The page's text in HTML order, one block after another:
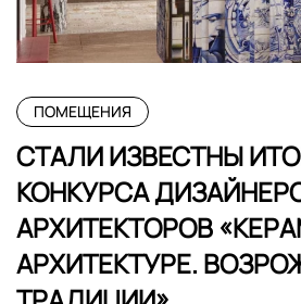
ПОМЕЩЕНИЯ
СТАЛИ ИЗВЕСТНЫ
КОНКУРСА
АРХИТЕКТОРОВ
АРХИТЕКТУРЕ.